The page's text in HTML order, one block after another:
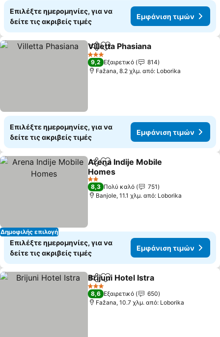
Επιλέξτε ημερομηνίες, για να
δείτε τις ακριβείς τιμές
Εμφάνιση τιμών
Κοινοποίηση
Προσθήκη στα αγαπημένα
Villetta Phasiana
3 Αστέρια
9,2 Εξαιρετικό
814
Fažana, 8.2 χλμ. από: Loborika
Επιλέξτε ημερομηνίες, για να
δείτε τις ακριβείς τιμές
Εμφάνιση τιμών
Δημοφιλής επιλογή
Κοινοποίηση
Προσθήκη στα αγαπημένα
Arena Indije Mobile
Homes
2 Αστέρια
8,3 Πολύ καλό
751
Banjole, 11.1 χλμ. από: Loborika
Επιλέξτε ημερομηνίες, για να
δείτε τις ακριβείς τιμές
Εμφάνιση τιμών
Κοινοποίηση
Προσθήκη στα αγαπημένα
Brijuni Hotel Istra
3 Αστέρια
8,6 Εξαιρετικό
650
Fažana, 10.7 χλμ. από: Loborika